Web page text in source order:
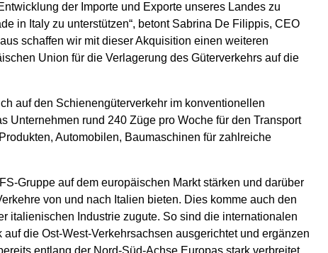
der Importe und Exporte unseres Landes zu
in Italy zu unterstützen“, betont Sabrina De Filippis, CEO
schaffen wir mit dieser Akquisition einen weiteren
Union für die Verlagerung des Güterverkehrs auf die
auf den Schienengüterverkehr im konventionellen
Unternehmen rund 240 Züge pro Woche für den Transport
Automobilen, Baumaschinen für zahlreiche
Gruppe auf dem europäischen Markt stärken und darüber
von und nach Italien bieten. Dies komme auch den
italienischen Industrie zugute. So sind die internationalen
die Ost-West-Verkehrsachsen ausgerichtet und ergänzen
entlang der Nord-Süd-Achse Europas stark verbreitet